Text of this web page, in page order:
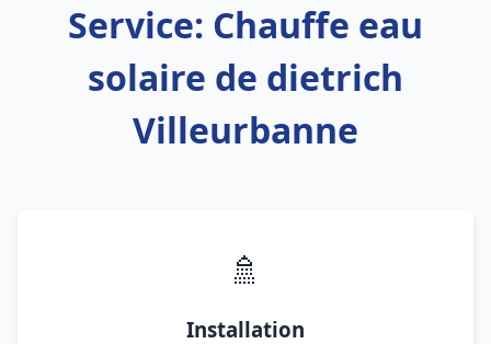
Service: Chauffe eau
solaire de dietrich
Villeurbanne
🚿
Installation